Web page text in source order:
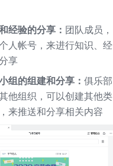
经验的分享： 团队成员，
人帐号，来进行知识、经
享
组的组建和分享： 俱乐部
他组织，可以创建其他类
来推送和分享相关内容